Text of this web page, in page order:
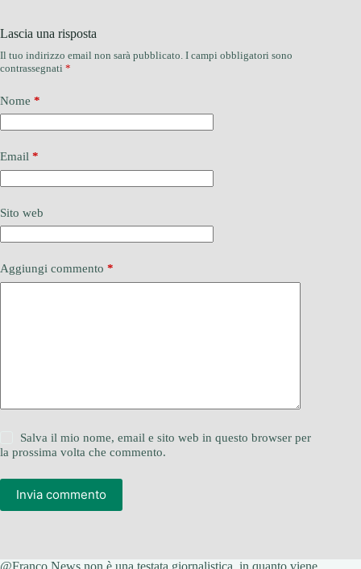
Lascia una risposta
Il tuo indirizzo email non sarà pubblicato. I campi obbligatori sono
contrassegnati *
Nome *
Email *
Sito web
Aggiungi commento *
Salva il mio nome, email e sito web in questo browser per
la prossima volta che commento.
Invia commento
@Franco News non è una testata giornalistica, in quanto viene